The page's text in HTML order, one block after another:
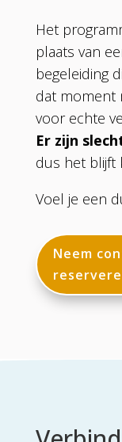
Het
plaats van
begeleiding
dat moment
voor echte
Er zijn
dus het blijft
Voel je een
Neem